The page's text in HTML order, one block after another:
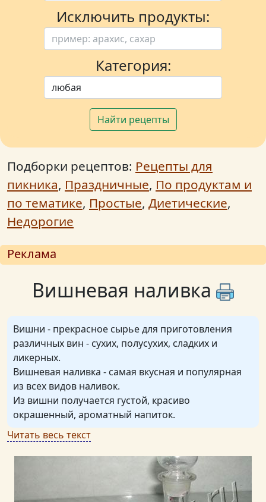
Исключить продукты:
Категория:
Найти рецепты
Подборки рецептов: Рецепты для
пикника, Праздничные, По продуктам и
по тематике, Простые, Диетические,
Недорогие
Реклама
Вишневая наливка
Вишни - прекрасное сырье для приготовления
различных вин - сухих, полусухих, сладких и
ликерных.
Вишневая наливка - самая вкусная и популярная
из всех видов наливок.
Из вишни получается густой, красиво
окрашенный, ароматный напиток.
Читать весь текст